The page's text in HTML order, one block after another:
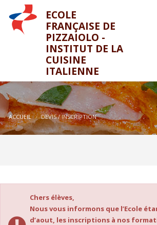
ECOLE
FRANÇAISE DE
PIZZAIOLO -
INSTITUT DE LA
CUISINE
ITALIENNE
ACCUEIL DEVIS / INSCRIPTION
Chers élèves,
Nous vous informons que l’Ecole
d’aout, les inscriptions à nos